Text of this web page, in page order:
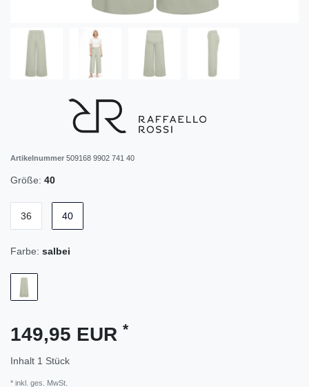
Artikelnummer 509168 9902 741 40
Größe: 40
36 40
Farbe: salbei
149,95 EUR *
Inhalt 1 Stück
* inkl. ges. MwSt.